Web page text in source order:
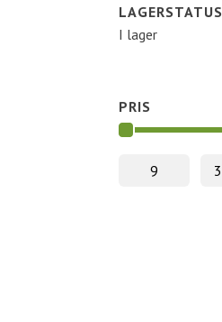
LAGERSTATUS
I lager
PRIS